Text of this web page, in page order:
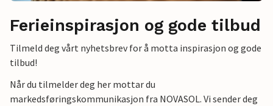
Ferieinspirasjon og gode tilbud
Tilmeld deg vårt nyhetsbrev for å motta inspirasjon og gode
tilbud!
Når du tilmelder deg her mottar du
markedsføringskommunikasjon fra NOVASOL. Vi sender deg